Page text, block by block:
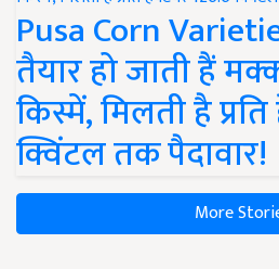
Pusa Corn
तैयार हो जाती हैं
किस्में, मिलती है
क्विंटल तक पैदावार!
More